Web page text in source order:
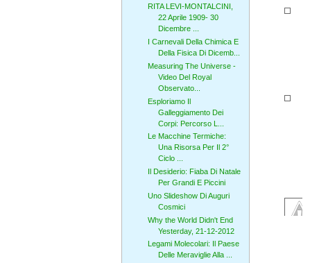
RITA LEVI-MONTALCINI,
22 Aprile 1909- 30
Dicembre ...
I Carnevali Della Chimica E
Della Fisica Di Dicemb...
Measuring The Universe -
Video Del Royal
Observato...
Esploriamo Il
Galleggiamento Dei
Corpi: Percorso L...
Le Macchine Termiche:
Una Risorsa Per Il 2°
Ciclo ...
Il Desiderio: Fiaba Di Natale
Per Grandi E Piccini
Uno Slideshow Di Auguri
Cosmici
Why the World Didn't End
Yesterday, 21-12-2012
Legami Molecolari: Il Paese
Delle Meraviglie Alla ...